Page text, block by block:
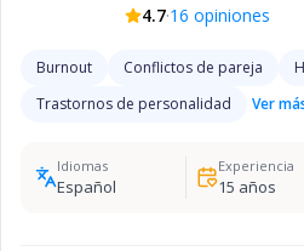
4.7·16 opiniones
Burnout Conflictos de pareja
Trastornos de personalidad
Ver
Idiomas
Español
Experiencia
15 años